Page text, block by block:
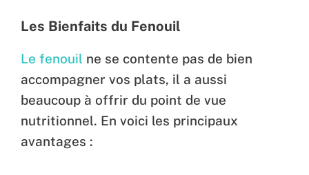
Les Bienfaits du Fenouil
Le fenouil ne se contente pas de bien
accompagner vos plats, il a aussi
beaucoup à offrir du point de vue
nutritionnel. En voici les principaux
avantages :